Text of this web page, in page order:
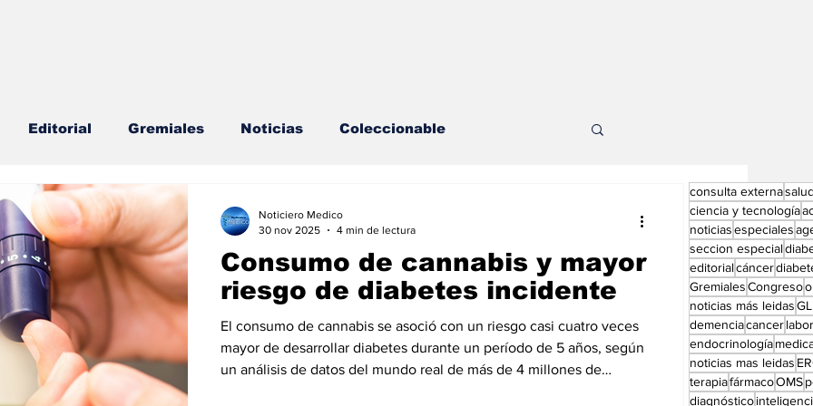
Editorial Gremiales Noticias Coleccionable
Mental Agenda
Endocrinología Actualidad especial
especial Consulta Externa especial Editorial especial
Consumo de cannabis y mayor
riesgo de diabetes incidente
El consumo de cannabis se asoció con un riesgo casi cuatro veces
mayor de desarrollar diabetes durante un período de 5 años, según
un análisis de datos del mundo real de más de 4 millones de
Noticiero Medico
30 nov 2025
4 min de lectura
consulta externa
ciencia y tecnología
noticiasespeciales
seccion especial
editorialcáncer
GremialesCongreso
noticias más leidas
demenciacancer
endocrinología
noticias mas leidas
terapiafármacoOMS
diagnóstico